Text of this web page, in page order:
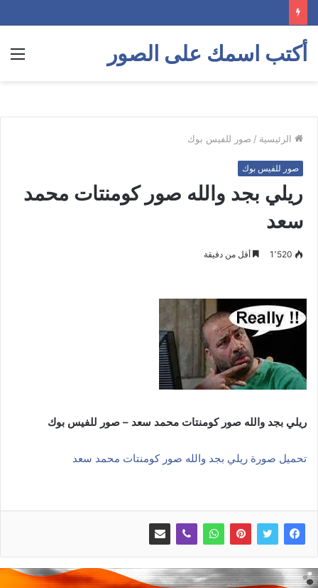
أكتب اسمك على الصور
الرئيسية / صور للفيس بوك
صور للفيس بوك
ريلي بجد والله صور كومنتات محمد
سعد
1٬520 أقل من دقيقة
ريلي بجد والله صور كومنتات محمد سعد – صور للفيس بوك
تحميل صورة ريلي بجد والله صور كومنتات محمد سعد